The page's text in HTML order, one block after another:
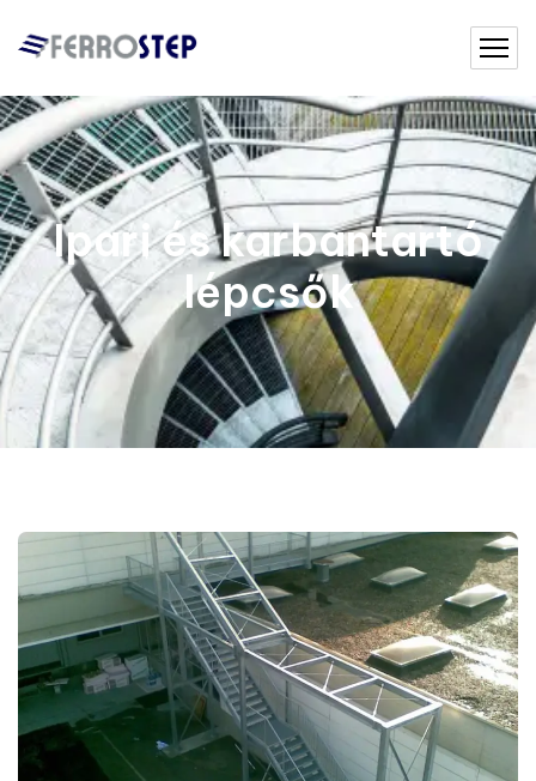
Ipari és karbantartó
lépcsők